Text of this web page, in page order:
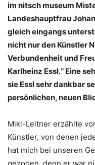
im nitsch museum
Landeshauptfrau
gleich eingangs
nicht nur den Künstler
Verbundenheit und
Karlheinz Essl.“ Eine
sie Essl sehr dankbar
persönlichen, neuen
Mikl-Leitner erzählte
Künstler, von denen
hat mich bei unseren